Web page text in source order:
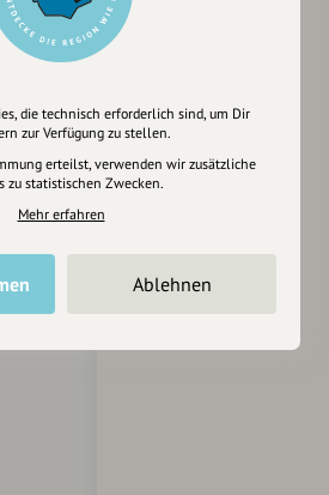
die technisch erforderlich sind, um Dir
zur Verfügung zu stellen.
erteilst, verwenden wir zusätzliche
zu statistischen Zwecken.
Mehr erfahren
Ablehnen